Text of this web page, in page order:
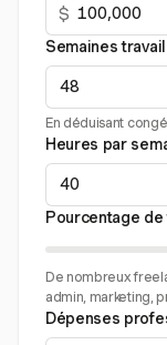
$
Semaines
En déduisant
Heures par
Pourcentage
De nombreux
admin, marketing,
Dépenses